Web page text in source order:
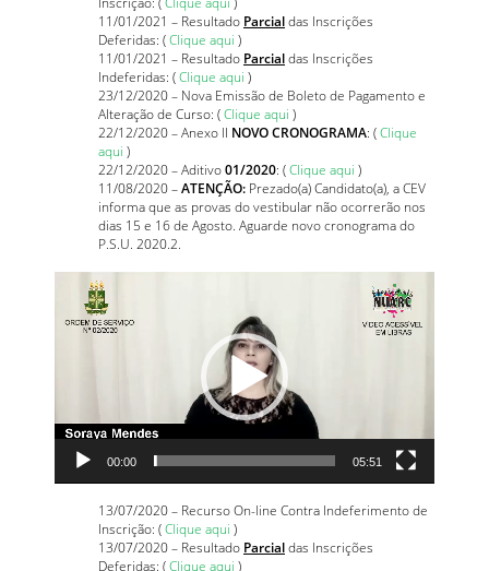
11/01/2021 – Resultado Parcialdas Inscrições
Deferidas: (Clique aqui )
11/01/2021 – Resultado Parcialdas Inscrições
Indeferidas: (Clique aqui )
23/12/2020 – Nova Emissão de Boleto de Pagamento e
Alteração de Curso: (Clique aqui )
22/12/2020 – Anexo II NOVO CRONOGRAMA: (Clique
aqui )
22/12/2020 – Aditivo01/2020: (Clique aqui )
11/08/2020 –ATENÇÃO: Prezado(a) Candidato(a), a CEV
informa que as provas do vestibular não ocorrerão nos
dias 15 e 16 de Agosto. Aguarde novo cronograma do
P.S.U. 2020.2.
Tocador
00:00 05:51
13/07/2020 – Recurso On-line Contra Indeferimento de
Inscrição: (Clique aqui )
13/07/2020 – Resultado Parcialdas Inscrições
Deferidas: (Clique aqui )